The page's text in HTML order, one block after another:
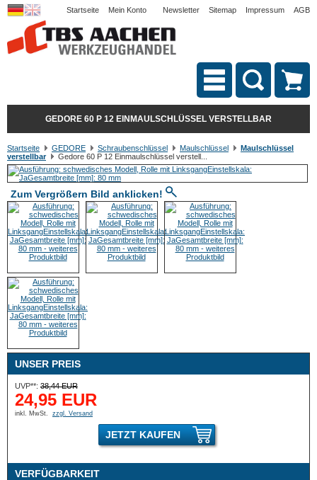
Startseite Mein Konto Newsletter Sitemap Impressum AGB
GEDORE 60 P 12 EINMAULSCHLÜSSEL VERSTELLBAR
Startseite GEDORE Schraubenschlüssel Maulschlüssel
Maulschlüssel
verstellbar
Gedore 60 P 12 Einmaulschlüssel verstell...
Zum Vergrößern Bild anklicken!
UNSER PREIS
UVP**: 38,44 EUR
24,95 EUR
inkl. MwSt. zzgl. Versand
JETZT KAUFEN
VERFÜGBARKEIT